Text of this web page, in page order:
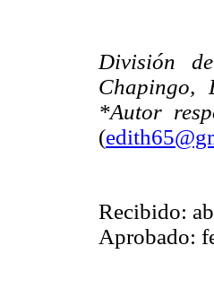
División
Chapingo,
*Autor
(
Recibido:
Aprobado: